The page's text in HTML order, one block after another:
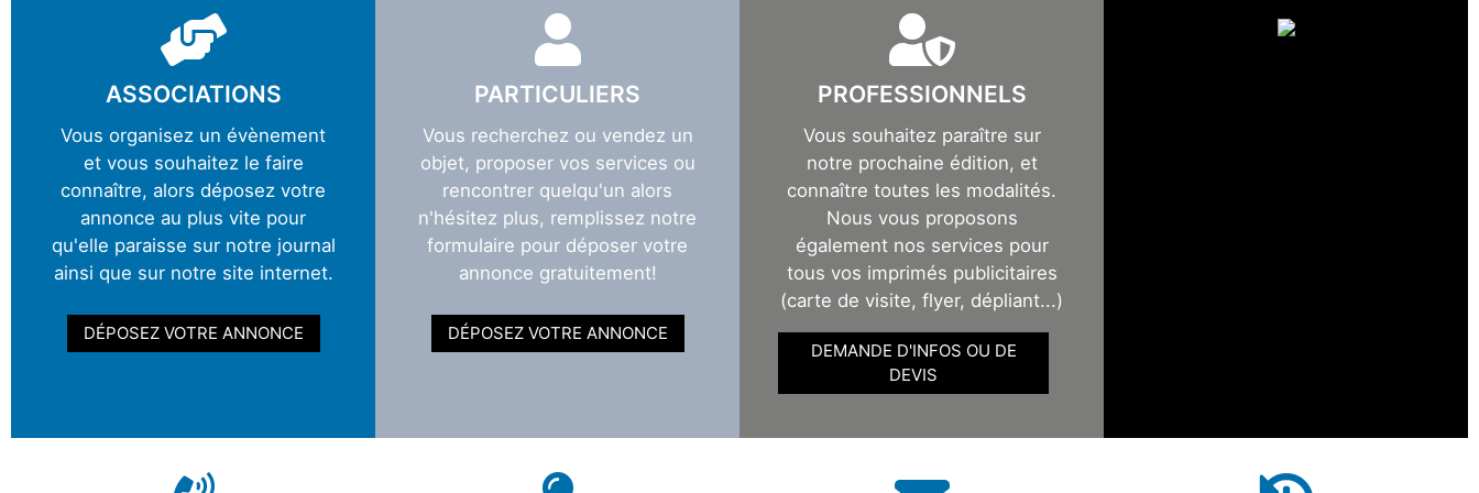
ASSOCIATIONS
Vous organisez un évènement
et vous souhaitez le faire
connaître, alors déposez votre
annonce au plus vite pour
qu'elle paraisse sur notre journal
ainsi que sur notre site internet.
DÉPOSEZ VOTRE ANNONCE
PARTICULIERS
Vous recherchez ou vendez un
objet, proposer vos services ou
rencontrer quelqu'un alors
n'hésitez plus, remplissez notre
formulaire pour déposer votre
annonce gratuitement!
DÉPOSEZ VOTRE ANNONCE
PROFESSIONNELS
Vous souhaitez paraître sur
notre prochaine édition, et
connaître toutes les modalités.
Nous vous proposons
également nos services pour
tous vos imprimés publicitaires
(carte de visite, flyer, dépliant...)
DEMANDE D'INFOS OU DE
DEVIS